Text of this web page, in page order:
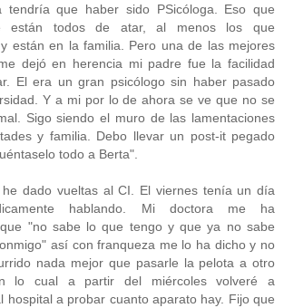
tendría que haber sido PSicóloga. Eso que
están todos de atar, al menos los que
están en la familia. Pero una de las mejores
dejó en herencia mi padre fue la facilidad
El era un gran psicólogo sin haber pasado
Y a mi por lo de ahora se ve que no se
Sigo siendo el muro de las lamentaciones
y familia. Debo llevar un post-it pegado
todo a Berta".
dado vueltas al CI. El viernes tenía un día
hablando. Mi doctora me ha
"no sabe lo que tengo y que ya no sabe
así con franqueza me lo ha dicho y no
nada mejor que pasarle la pelota a otro
lo cual a partir del miércoles volveré a
hospital a probar cuanto aparato hay. Fijo que